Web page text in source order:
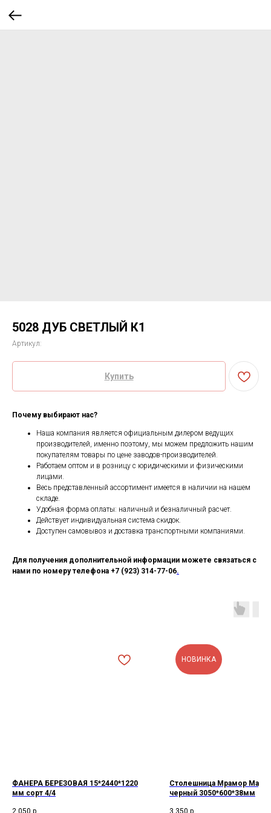
5028 ДУБ СВЕТЛЫЙ К1
Артикул:
Купить
Почему выбирают нас?
Наша компания является официальным дилером ведущих
производителей, именно поэтому, мы можем предложить нашим
покупателям товары по цене заводов-производителей.
Работаем оптом и в розницу с юридическими и физическими
лицами.
Весь представленный ассортимент имеется в наличии на нашем
складе.
Удобная форма оплаты: наличный и безналичный расчет.
Действует индивидуальная система скидок.
Доступен самовывоз и доставка транспортными компаниями.
Для получения дополнительной информации можете связаться с
нами по номеру телефона +7 (923) 314-77-06.
ФАНЕРА БЕРЕЗОВАЯ 15*2440*1220
мм сорт 4/4
НОВИНКА
Столешница Мрамор
черный 3050*600*38мм